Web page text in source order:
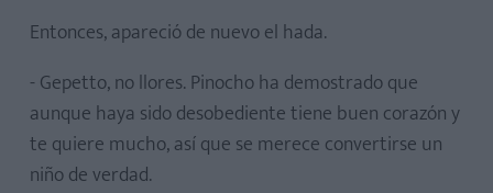
Entonces, apareció de nuevo el hada.
- Gepetto, no llores. Pinocho ha demostrado que
aunque haya sido desobediente tiene buen corazón y
te quiere mucho, así que se merece convertirse un
niño de verdad.